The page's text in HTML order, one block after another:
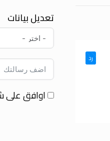
رد
تعديل بيانات
اوافق على